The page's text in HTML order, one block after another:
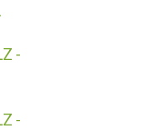
-
-